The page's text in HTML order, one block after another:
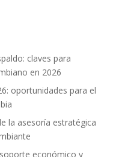
claves para
en 2026
oportunidades para el
la asesoría estratégica
económico y